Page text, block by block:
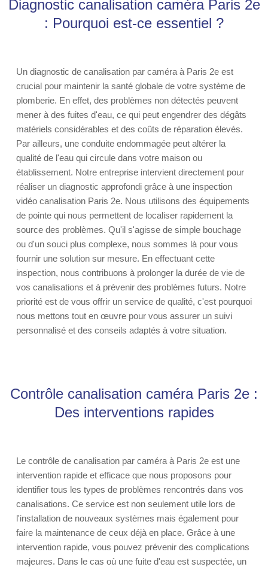
Diagnostic canalisation caméra Paris 2e
: Pourquoi est-ce essentiel ?
Un diagnostic de canalisation par caméra à Paris 2e est
crucial pour maintenir la santé globale de votre système de
plomberie. En effet, des problèmes non détectés peuvent
mener à des fuites d'eau, ce qui peut engendrer des dégâts
matériels considérables et des coûts de réparation élevés.
Par ailleurs, une conduite endommagée peut altérer la
qualité de l'eau qui circule dans votre maison ou
établissement. Notre entreprise intervient directement pour
réaliser un diagnostic approfondi grâce à une inspection
vidéo canalisation Paris 2e. Nous utilisons des équipements
de pointe qui nous permettent de localiser rapidement la
source des problèmes. Qu'il s'agisse de simple bouchage
ou d'un souci plus complexe, nous sommes là pour vous
fournir une solution sur mesure. En effectuant cette
inspection, nous contribuons à prolonger la durée de vie de
vos canalisations et à prévenir des problèmes futurs. Notre
priorité est de vous offrir un service de qualité, c'est pourquoi
nous mettons tout en œuvre pour vous assurer un suivi
personnalisé et des conseils adaptés à votre situation.
Contrôle canalisation caméra Paris 2e :
Des interventions rapides
Le contrôle de canalisation par caméra à Paris 2e est une
intervention rapide et efficace que nous proposons pour
identifier tous les types de problèmes rencontrés dans vos
canalisations. Ce service est non seulement utile lors de
l'installation de nouveaux systèmes mais également pour
faire la maintenance de ceux déjà en place. Grâce à une
intervention rapide, vous pouvez prévenir des complications
majeures. Dans le cas où une fuite d'eau est suspectée, un